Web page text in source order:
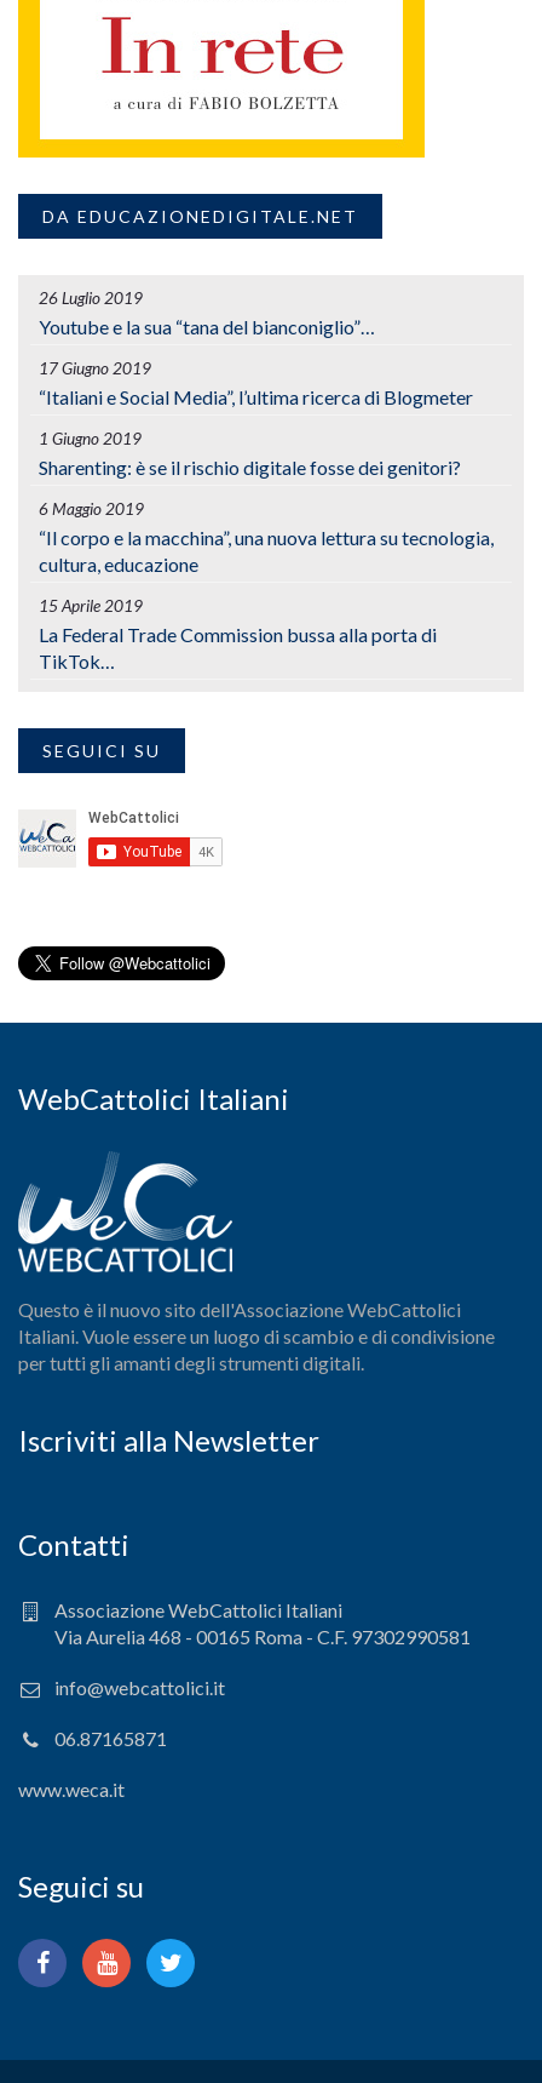
DA EDUCAZIONEDIGITALE.NET
26 Luglio 2019
Youtube e la sua “tana del bianconiglio”…
17 Giugno 2019
“Italiani e Social Media”, l’ultima ricerca di Blogmeter
1 Giugno 2019
Sharenting: è se il rischio digitale fosse dei genitori?
6 Maggio 2019
“Il corpo e la macchina”, una nuova lettura su tecnologia,
cultura, educazione
15 Aprile 2019
La Federal Trade Commission bussa alla porta di
TikTok…
SEGUICI SU
WebCattolici Italiani
Questo è il nuovo sito dell'Associazione WebCattolici
Italiani. Vuole essere un luogo di scambio e di condivisione
per tutti gli amanti degli strumenti digitali.
Iscriviti alla Newsletter
Contatti
Associazione WebCattolici Italiani
Via Aurelia 468 - 00165 Roma - C.F. 97302990581
info@webcattolici.it
06.87165871
www.weca.it
Seguici su